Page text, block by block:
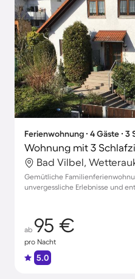
Ferienwohnung ∙ 4 Gäste ∙
Wohnung mit 3
Bad Vilbel,
Gemütliche
unvergessliche Erlebnisse und
ab 95 €
pro Nacht
5.0